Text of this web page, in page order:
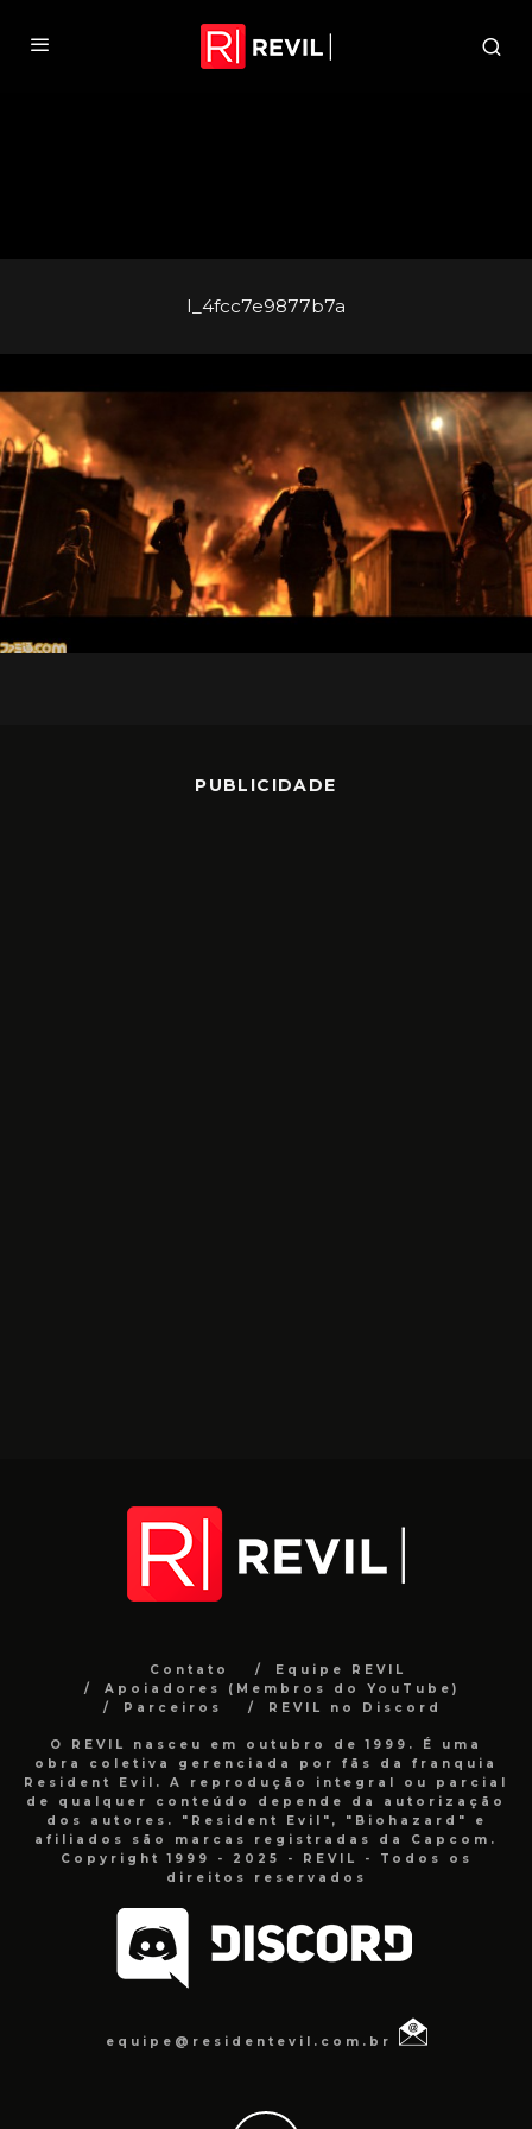
l_4fcc7e9877b7a
PUBLICIDADE
Contato
Equipe REVIL
Apoiadores (Membros do YouTube)
Parceiros
REVIL no Discord
O REVIL nasceu em outubro de 1999. É uma
obra coletiva gerenciada por fãs da franquia
Resident Evil. A reprodução integral ou parcial
de qualquer conteúdo depende da autorização
dos autores. "Resident Evil", "Biohazard" e
afiliados são marcas registradas da Capcom.
Copyright 1999 - 2025 - REVIL - Todos os
direitos reservados
equipe@residentevil.com.br